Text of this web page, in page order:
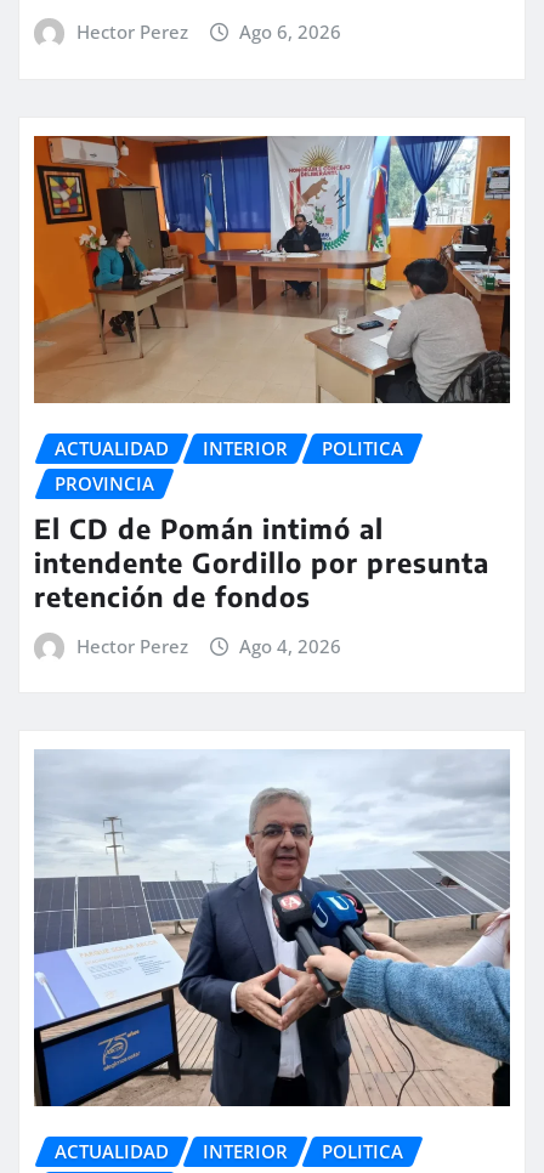
Hector Perez Ago 6, 2026
ACTUALIDAD INTERIOR
POLITICA
PROVINCIA
El CD de Pomán intimó al
intendente Gordillo por presunta
retención de fondos
Hector Perez Ago 4, 2026
ACTUALIDAD INTERIOR
POLITICA